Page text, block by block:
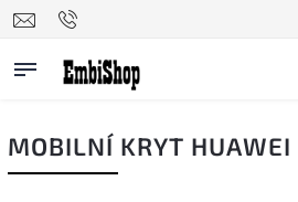
MOBILNÍ KRYT HUAWEI